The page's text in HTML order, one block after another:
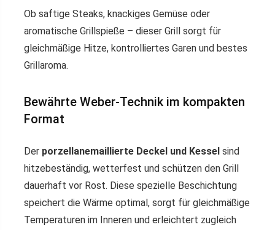
Ob saftige Steaks, knackiges Gemüse oder
aromatische Grillspieße – dieser Grill sorgt für
gleichmäßige Hitze, kontrolliertes Garen und bestes
Grillaroma.
Bewährte Weber-Technik im kompakten
Format
Der porzellanemaillierte Deckel und Kessel sind
hitzebeständig, wetterfest und schützen den Grill
dauerhaft vor Rost. Diese spezielle Beschichtung
speichert die Wärme optimal, sorgt für gleichmäßige
Temperaturen im Inneren und erleichtert zugleich